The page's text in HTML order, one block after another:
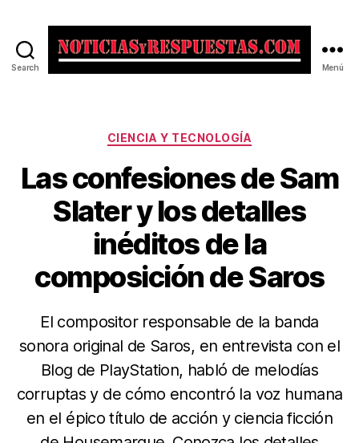
Search Menú
Categorías
CIENCIA Y TECNOLOGÍA
Las confesiones de Sam
Slater y los detalles
inéditos de la
composición de Saros
El compositor responsable de la banda
sonora original de Saros, en entrevista con el
Blog de PlayStation, habló de melodías
corruptas y de cómo encontró la voz humana
en el épico título de acción y ciencia ficción